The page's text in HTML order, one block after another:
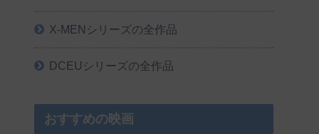
X-MENシリーズの全作品
DCEUシリーズの全作品
おすすめの映画